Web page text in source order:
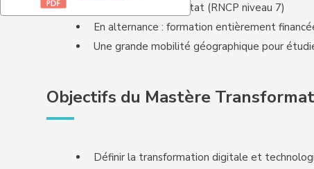
Titre reconnu par l'Etat (RNCP niveau 7)
En alternance : formation entièrement
Une grande mobilité géographique pour
Objectifs du Mastère
Définir la transformation digitale et